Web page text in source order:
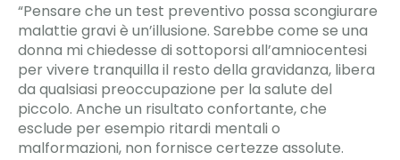
“Pensare che un test preventivo possa scongiurare
malattie gravi è un’illusione. Sarebbe come se una
donna mi chiedesse di sottoporsi all’amniocentesi
per vivere tranquilla il resto della gravidanza, libera
da qualsiasi preoccupazione per la salute del
piccolo. Anche un risultato confortante, che
esclude per esempio ritardi mentali o
malformazioni, non fornisce certezze assolute.